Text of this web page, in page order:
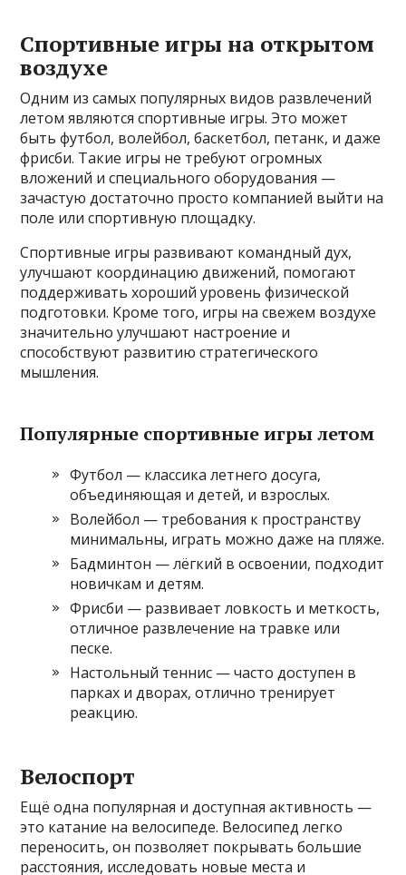
Спортивные игры на открытом
воздухе
Одним из самых популярных видов развлечений
летом являются спортивные игры. Это может
быть футбол, волейбол, баскетбол, петанк, и даже
фрисби. Такие игры не требуют огромных
вложений и специального оборудования —
зачастую достаточно просто компанией выйти на
поле или спортивную площадку.
Спортивные игры развивают командный дух,
улучшают координацию движений, помогают
поддерживать хороший уровень физической
подготовки. Кроме того, игры на свежем воздухе
значительно улучшают настроение и
способствуют развитию стратегического
мышления.
Популярные спортивные игры летом
Футбол — классика летнего досуга,
объединяющая и детей, и взрослых.
Волейбол — требования к пространству
минимальны, играть можно даже на пляже.
Бадминтон — лёгкий в освоении, подходит
новичкам и детям.
Фрисби — развивает ловкость и меткость,
отличное развлечение на травке или
песке.
Настольный теннис — часто доступен в
парках и дворах, отлично тренирует
реакцию.
Велоспорт
Ещё одна популярная и доступная активность —
это катание на велосипеде. Велосипед легко
переносить, он позволяет покрывать большие
расстояния, исследовать новые места и